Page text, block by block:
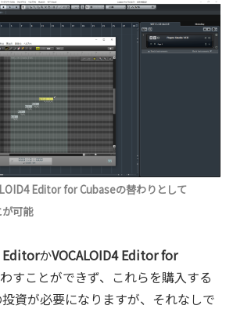
Editor for Cubaseの替わりとして
可能
EditorかVOCALOID4 Editor for
すことができず、これらを購入する
資が必要になりますが、それなしで